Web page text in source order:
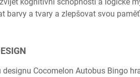
barvy a tvary a zlepšovat svou
Cocomelon Autobus Bingo